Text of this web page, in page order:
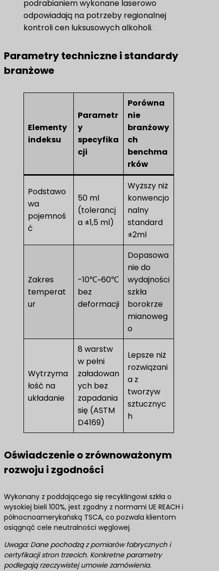
podrabianiem wykonane laserowo
odpowiadają na potrzeby regionalnej
kontroli cen luksusowych alkoholi.
Parametry techniczne i standardy
branżowe
Elementy
indeksu
Parametr
y
specyfika
cji
Porówna
nie
branżowy
ch
benchma
rków
Podstawo
wa
pojemnoś
ć
50 ml
(tolerancj
a ±1,5 ml)
Wyższy niż
konwencjo
nalny
standard
±2ml
Zakres
temperat
ur
-10℃~60℃
bez
deformacji
Dopasowa
nie do
wydajności
szkła
borokrze
mianoweg
o
Wytrzyma
łość na
układanie
8 warstw
w pełni
załadowan
ych bez
zapadania
się (ASTM
D4169)
Lepsze niż
rozwiązani
a z
tworzyw
sztucznyc
h
Oświadczenie o zrównoważonym
rozwoju i zgodności
Wykonany z poddającego się recyklingowi szkła o
wysokiej bieli 100%, jest zgodny z normami UE REACH i
północnoamerykańską TSCA, co pozwala klientom
osiągnąć cele neutralności węglowej.
Uwaga: Dane pochodzą z pomiarów fabrycznych i
certyfikacji stron trzecich. Konkretne parametry
podlegają rzeczywistej umowie zamówienia.